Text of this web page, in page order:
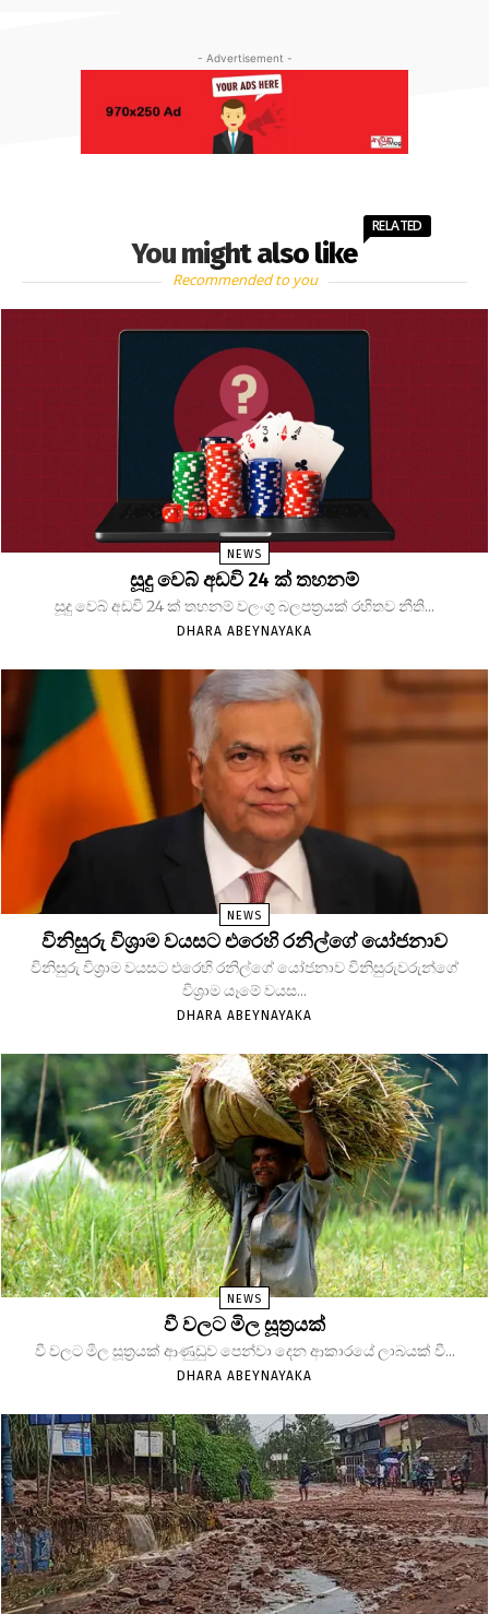
- Advertisement -
You might also like
RELATED
Recommended to you
NEWS
සූදු වෙබ් අඩවි 24 ක් තහනම්
සූදු වෙබ් අඩවි 24 ක් තහනම් වලංගු බලපත්‍රයක් රහිතව නීති...
DHARA ABEYNAYAKA
NEWS
විනිසුරු විශ්‍රාම වයසට එරෙහි රනිල්ගේ යෝජනාව
විනිසුරු විශ්‍රාම වයසට එරෙහි රනිල්ගේ යෝජනාව විනිසුරුවරුන්ගේ
විශ්‍රාම යෑමේ වයස...
DHARA ABEYNAYAKA
NEWS
වී වලට මිල සූත්‍රයක්
වී වලට මිල සූත්‍රයක් ආණුඩුව පෙන්වා දෙන ආකාරයේ ලාබයක් වී...
DHARA ABEYNAYAKA